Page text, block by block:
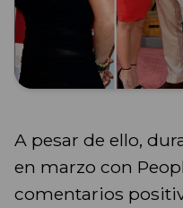
A pesar de ello,
en marzo con
comentarios